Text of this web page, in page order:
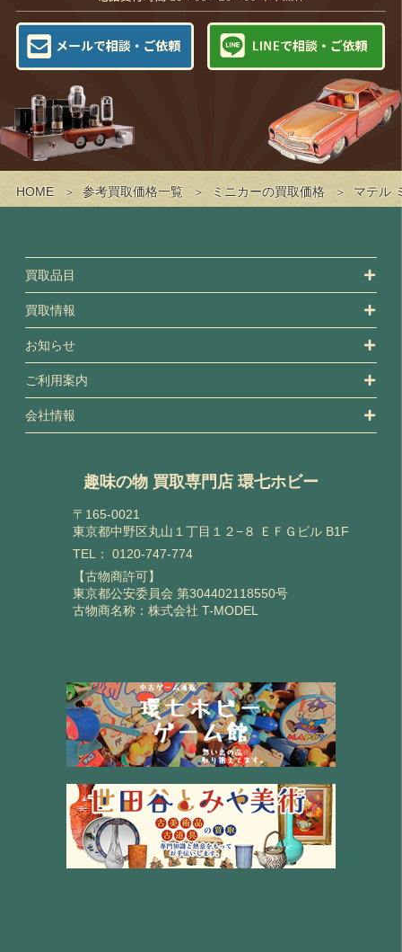
HOME 参考買取価格一覧 ミニカーの買取価格 マテル
買取品目
買取情報
お知らせ
ご利用案内
会社情報
趣味の物 買取専門店 環七ホビー
〒165-0021
東京都中野区丸山１丁目１２−８ ＥＦＧビル B1F
TEL： 0120-747-774
【古物商許可】
東京都公安委員会 第304402118550号
古物商名称：株式会社 T-MODEL